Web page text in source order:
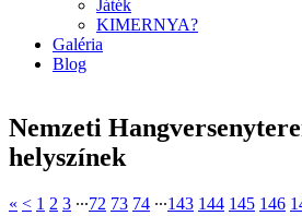
Játék
KIMERNYA?
Galéria
Blog
Nemzeti
helyszínek
« < 1 2 3 ∙∙∙72 73 74 ∙∙∙143 144 145 146